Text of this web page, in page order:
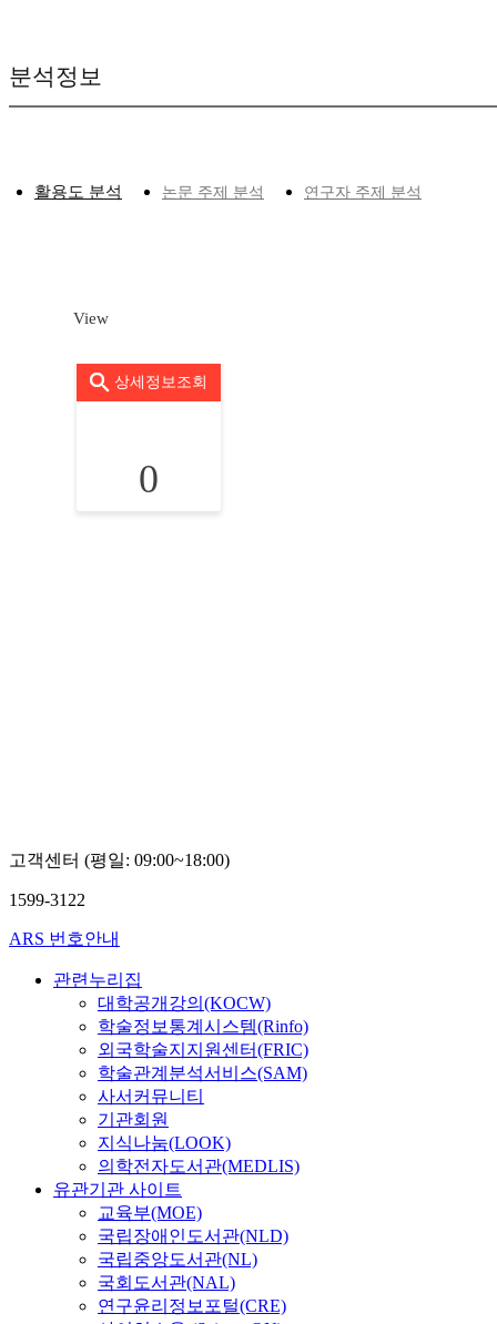
분석정보
활용도 분석 논문 주제 분석 연구자 주제 분석
View
상세정보조회
0
고객센터 (평일: 09:00~18:00)
1599-3122
ARS 번호안내
관련누리집
대학공개강의(KOCW)
학술정보통계시스템(Rinfo)
외국학술지지원센터(FRIC)
학술관계분석서비스(SAM)
사서커뮤니티
기관회원
지식나눔(LOOK)
의학전자도서관(MEDLIS)
유관기관 사이트
교육부(MOE)
국립장애인도서관(NLD)
국립중앙도서관(NL)
국회도서관(NAL)
연구윤리정보포털(CRE)